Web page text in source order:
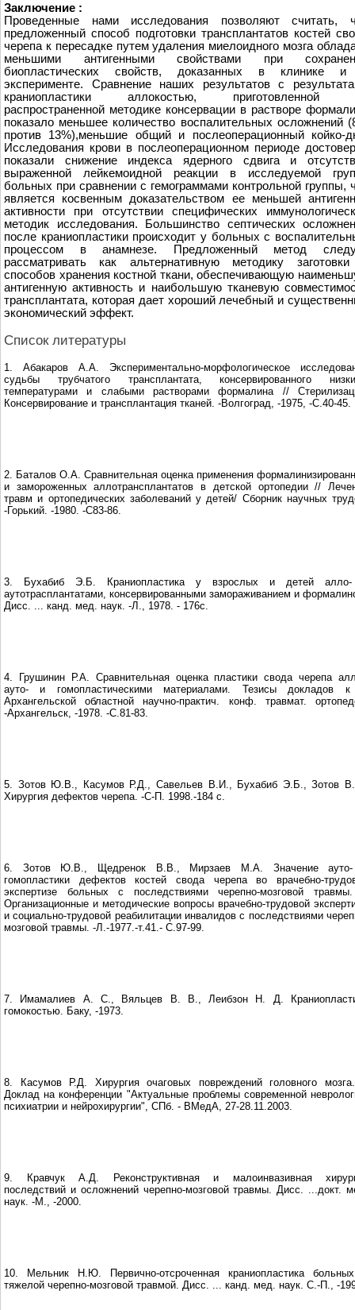
Заключение :
Проведенные нами исследования позволяют считать,
предложенный способ подготовки трансплантатов костей
черепа к пересадке путем удаления миелоидного мозга
меньшими антигенными свойствами при
биопластических свойств, доказанных в клинике
эксперименте. Сравнение наших результатов с
краниопластики аллокостью, приготовленной
распространенной методике консервации в растворе
показало меньшее количество воспалительных осложнений
против 13%),меньшие общий и послеоперационный койко-
Исследования крови в послеоперационном периоде
показали снижение индекса ядерного сдвига и
выраженной лейкемоидной реакции в исследуемой
больных при сравнении с гемограммами контрольной группы,
является косвенным доказательством еe меньшей
активности при отсутствии специфических
методик исследования. Большинство септических
после краниопластики происходит у больных с
процессом в анамнезе. Предложенный метод
рассматривать как альтернативную методику
способов хранения костной ткани, обеспечивающую
антигенную активность и наибольшую тканевую
трансплантата, которая дает хороший лечебный и
экономический эффект.
Список литературы
1. Абакаров А.А. Экспериментально-морфологическое
судьбы трубчатого трансплантата, консервированного
температурами и слабыми растворами формалина //
Консервирование и трансплантация тканей. -Волгоград, -1975, -С.40-45.
2. Баталов О.А. Сравнительная оценка применения
и замороженных аллотрансплантатов в детской ортопедии //
травм и ортопедических заболеваний у детей/ Сборник научных
-Горький. -1980. -С83-86.
3. Бухабиб Э.Б. Краниопластика у взрослых и детей
аутотрасплантатами, консервированными замораживанием и
Дисс. ... канд. мед. наук. -Л., 1978. - 176с.
4. Грушинин Р.А. Сравнительная оценка пластики свода черепа
ауто- и гомопластическими материалами. Тезисы докладов
Архангельской областной научно-практич. конф. травмат.
-Архангельск, -1978. -С.81-83.
5. Зотов Ю.В., Касумов Р.Д., Савельев В.И., Бухабиб Э.Б., Зотов
Хирургия дефектов черепа. -С-П. 1998.-184 с.
6. Зотов Ю.В., Щедренок В.В., Мирзаев М.А. Значение
гомопластики дефектов костей свода черепа во врачебно-
экспертизе больных с последствиями черепно-мозговой
Организационные и методические вопросы врачебно-трудовой
и социально-трудовой реабилитации инвалидов с последствиями
мозговой травмы. -Л.-1977.-т.41.- С.97-99.
7. Имамалиев А. С., Вяльцев В. В., Леибзон Н. Д.
гомокостью. Баку, -1973.
8. Касумов Р.Д. Хирургия очаговых повреждений головного
Доклад на конференции "Актуальные проблемы современной
психиатрии и нейрохирургии", СПб. - ВМедА, 27-28.11.2003.
9. Кравчук А.Д. Реконструктивная и малоинвазивная
последствий и осложнений черепно-мозговой травмы. Дисс. ...докт.
наук. -М., -2000.
10. Мельник Н.Ю. Первично-отсроченная краниопластика
тяжелой черепно-мозговой травмой. Дисс. ... канд. мед. наук. С.-П., -